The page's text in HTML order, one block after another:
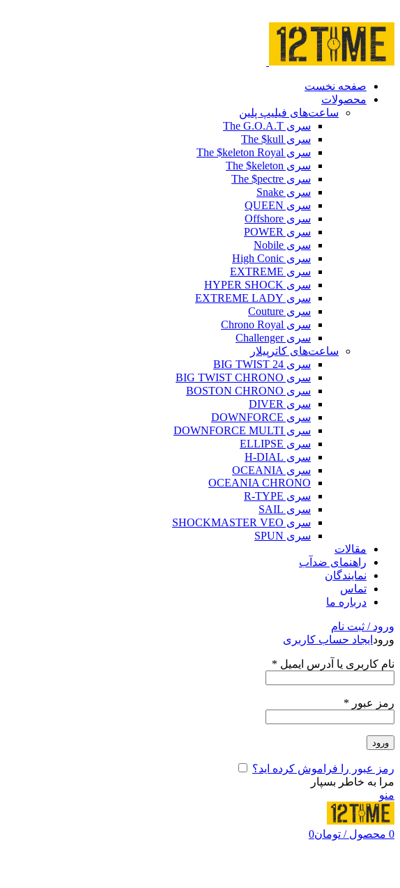
صفحه نخست
محصولات
ساعت‌های فیلیپ پلین
سری The G.O.A.T
سری The $kull
سری The $keleton Royal
سری The $keleton
سری The $pectre
سری Snake
سری QUEEN
سری Offshore
سری POWER
سری Nobile
سری High Conic
سری EXTREME
سری HYPER SHOCK
سری EXTREME LADY
سری Couture
سری Chrono Royal
سری Challenger
ساعت‌های کاترپیلار
سری BIG TWIST 24
سری BIG TWIST CHRONO
سری BOSTON CHRONO
سری DIVER
سری DOWNFORCE
سری DOWNFORCE MULTI
سری ELLIPSE
سری H-DIAL
سری OCEANIA
OCEANIA CHRONO
سری R-TYPE
سری SAIL
سری SHOCKMASTER VEO
سری SPUN
مقالات
راهنمای ضدآب
نمایندگان
تماس
درباره ما
ورود / ثبت نام
ورود ایجاد حساب کاربری
نام کاربری یا آدرس ایمیل *
رمز عبور *
ورود
رمز عبور را فراموش کرده اید؟
مرا به خاطر بسپار
منو
0 محصول / تومان0